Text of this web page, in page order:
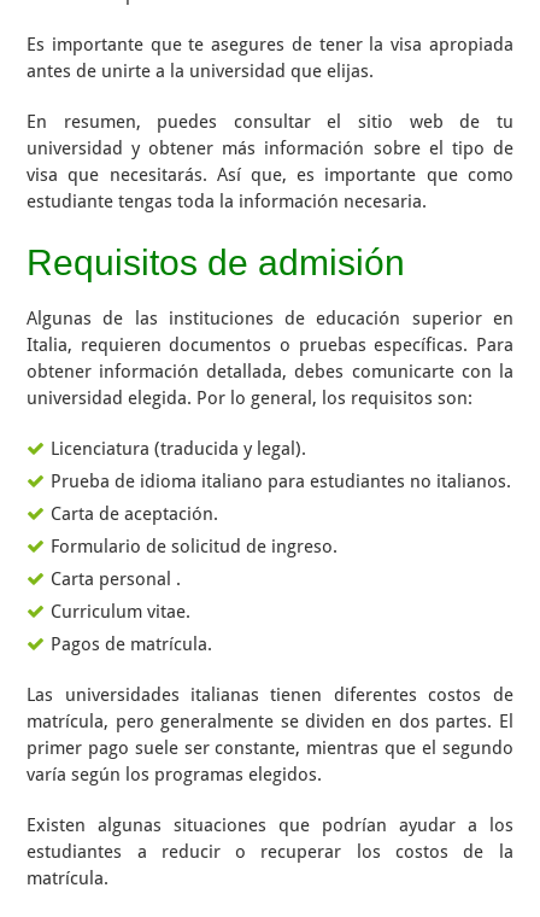
Es importante que te asegures de tener la visa apropiada
antes de unirte a la universidad que elijas.
En resumen, puedes consultar el sitio web de tu
universidad y obtener más información sobre el tipo de
visa que necesitarás. Así que, es importante que como
estudiante tengas toda la información necesaria.
Requisitos de admisión
Algunas de las instituciones de educación superior en
Italia, requieren documentos o pruebas específicas. Para
obtener información detallada, debes comunicarte con la
universidad elegida. Por lo general, los requisitos son:
Licenciatura (traducida y legal).
Prueba de idioma italiano para estudiantes no italianos.
Carta de aceptación.
Formulario de solicitud de ingreso.
Carta personal .
Curriculum vitae.
Pagos de matrícula.
Las universidades italianas tienen diferentes costos de
matrícula, pero generalmente se dividen en dos partes. El
primer pago suele ser constante, mientras que el segundo
varía según los programas elegidos.
Existen algunas situaciones que podrían ayudar a los
estudiantes a reducir o recuperar los costos de la
matrícula.